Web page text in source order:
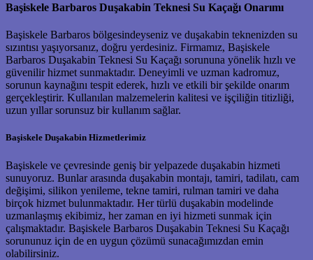
Başiskele Barbaros Duşakabin Teknesi Su Kaçağı Onarımı
Başiskele Barbaros bölgesindeyseniz ve duşakabin teknenizden su
sızıntısı yaşıyorsanız, doğru yerdesiniz. Firmamız, Başiskele
Barbaros Duşakabin Teknesi Su Kaçağı sorununa yönelik hızlı ve
güvenilir hizmet sunmaktadır. Deneyimli ve uzman kadromuz,
sorunun kaynağını tespit ederek, hızlı ve etkili bir şekilde onarım
gerçekleştirir. Kullanılan malzemelerin kalitesi ve işçiliğin titizliği,
uzun yıllar sorunsuz bir kullanım sağlar.
Başiskele Duşakabin Hizmetlerimiz
Başiskele ve çevresinde geniş bir yelpazede duşakabin hizmeti
sunuyoruz. Bunlar arasında duşakabin montajı, tamiri, tadilatı, cam
değişimi, silikon yenileme, tekne tamiri, rulman tamiri ve daha
birçok hizmet bulunmaktadır. Her türlü duşakabin modelinde
uzmanlaşmış ekibimiz, her zaman en iyi hizmeti sunmak için
çalışmaktadır. Başiskele Barbaros Duşakabin Teknesi Su Kaçağı
sorununuz için de en uygun çözümü sunacağımızdan emin
olabilirsiniz.